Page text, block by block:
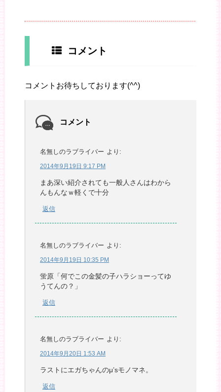
コメント
コメントお待ちしております(^^)
コメント
名無しのラブライバー より:
2014年9月19日 9:17 PM
まあ深い紹介されても一般人さんはわから
んもんなｗ軽くで十分
返信
名無しのラブライバー より:
2014年9月19日 10:35 PM
蛍原「何でこの金髪の子ハラショーってゆ
うてんの？」
返信
名無しのラブライバー より:
2014年9月20日 1:53 AM
ラストにエガちゃんのμ’sモノマネ。
返信